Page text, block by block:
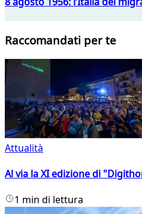
Raccomandati per te
Attualità
Al via la XI edizione di
1 min di lettura